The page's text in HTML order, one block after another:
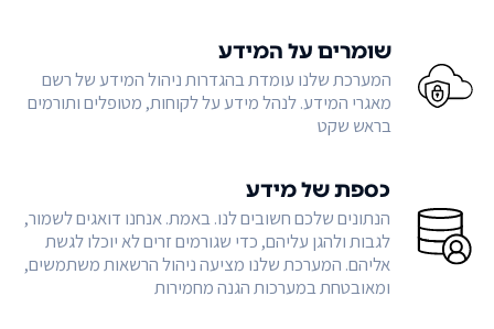
שומרים על המידע
המערכת שלנו עומדת בהגדרות ניהול המידע של רשם
מאגרי המידע. לנהל מידע על לקוחות, מטופלים ותורמים
בראש שקט
כספת של מידע
הנתונים שלכם חשובים לנו. באמת. אנחנו דואגים לשמור,
לגבות ולהגן עליהם, כדי שגורמים זרים לא יוכלו לגשת
אליהם. המערכת שלנו מציעה ניהול הרשאות משתמשים,
ומאובטחת במערכות הגנה מחמירות